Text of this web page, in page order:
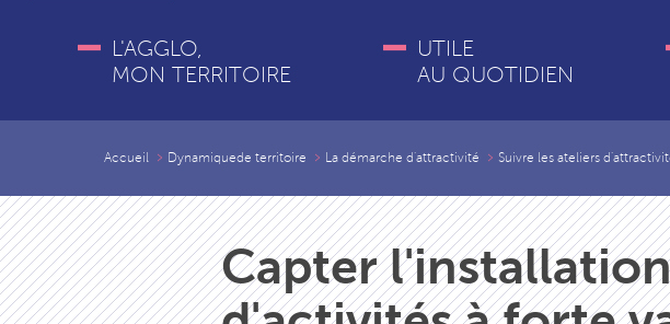
L'AGGLO,
MON TERRITOIRE
UTILE
AU QUOTIDIEN
Accueil Dynamiquede territoire La démarche d'attractivité Suivre les ateliers
Capter